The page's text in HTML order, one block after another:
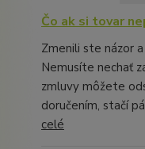
Čo ak si tovar
Zmenili ste názor
Nemusíte nechať
zmluvy môžete
doručením, stačí
celé